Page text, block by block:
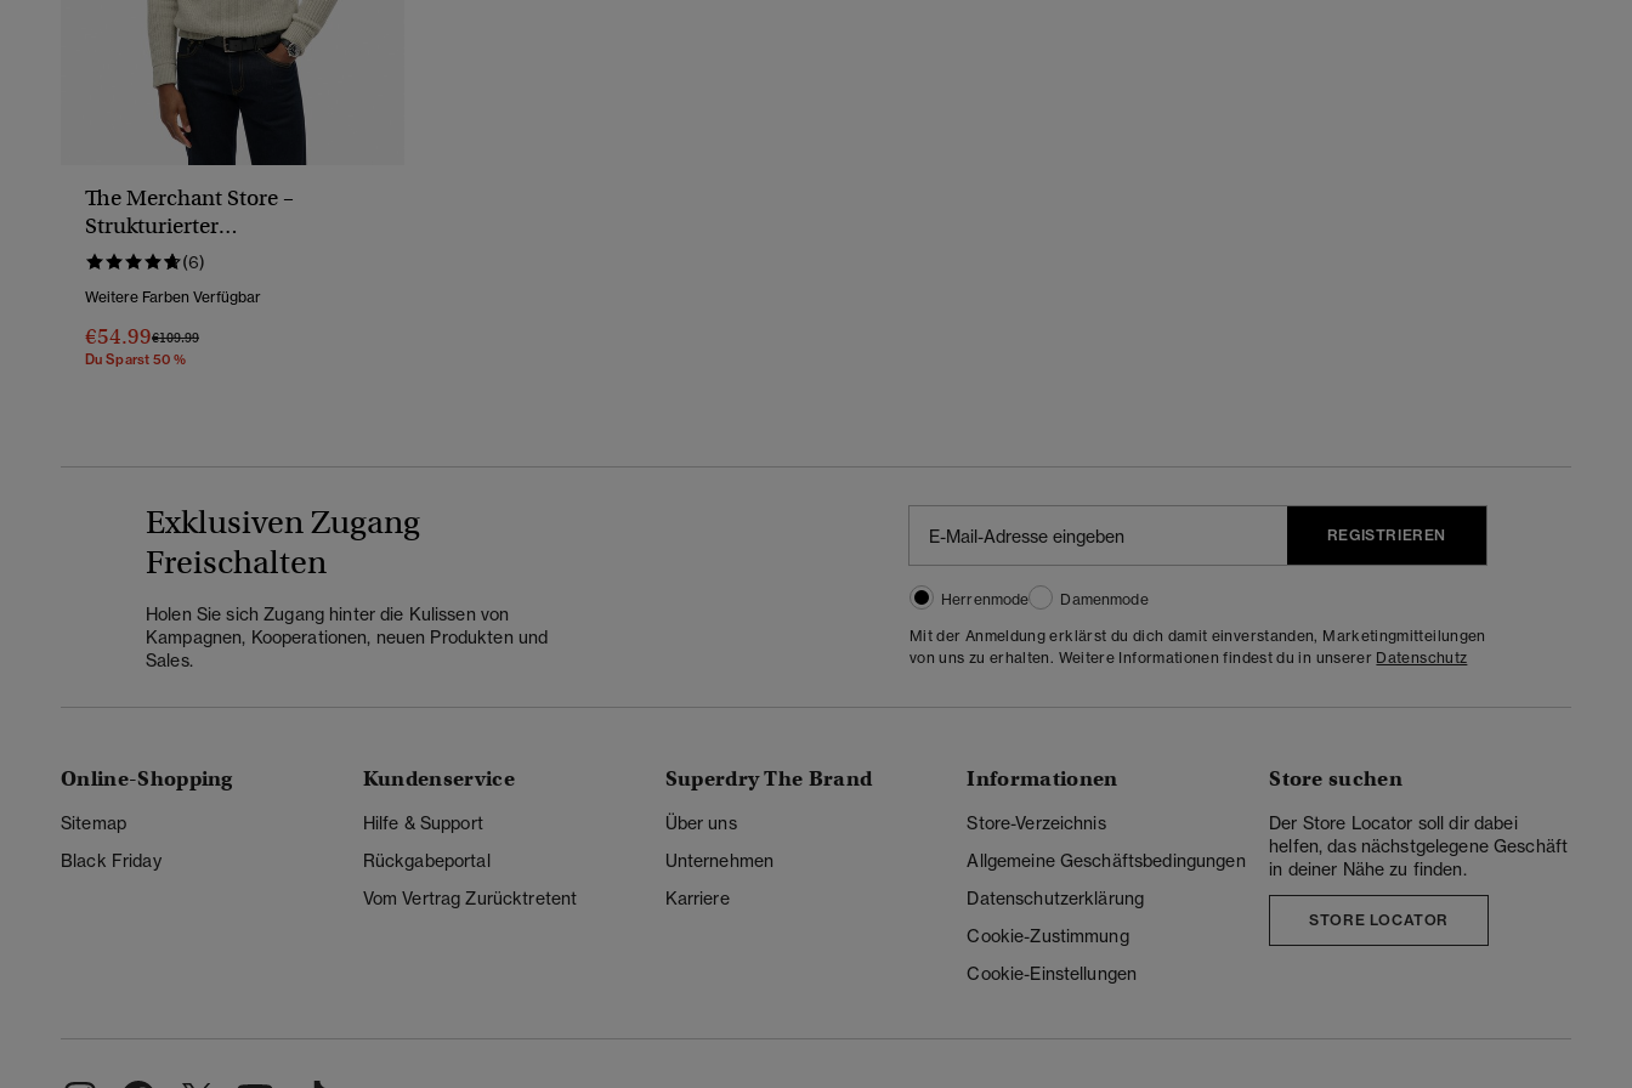
The Merchant Store –
Strukturierter
Rollkragenpullover
(6)
Weitere Farben Verfügbar
€54.99Preis Wurde Reduziert Von
€109.99Bis
Du Sparst 50 %
Exklusiven Zugang
Freischalten
Holen Sie sich Zugang hinter die Kulissen von
Kampagnen, Kooperationen, neuen Produkten und
Sales.
REGISTRIEREN
Herrenmode
Damenmode
Mit der Anmeldung erklärst du dich damit einverstanden, Marketingmitteilungen
von uns zu erhalten. Weitere Informationen findest du in unserer Datenschutz
Online-Shopping
Sitemap
Black Friday
Kundenservice
Hilfe & Support
Rückgabeportal
Vom Vertrag Zurücktretent
Superdry The Brand
Über uns
Unternehmen
Karriere
Informationen
Store-Verzeichnis
Allgemeine Geschäftsbedingungen
Datenschutzerklärung
Cookie-Zustimmung
Cookie-Einstellungen
Store suchen
Der Store Locator soll dir dabei
helfen, das nächstgelegene Geschäft
in deiner Nähe zu finden.
STORE LOCATOR